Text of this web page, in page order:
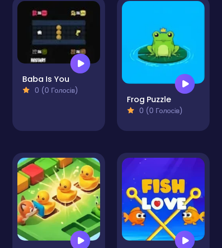
Baba Is You
0 (0 Голосів)
Frog Puzzle
0 (0 Голосів)